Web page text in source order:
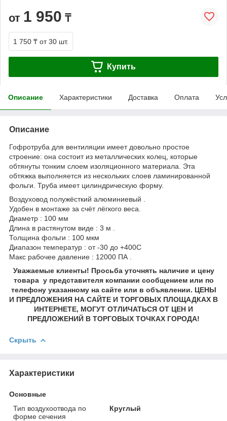
от 1 950 ₸
1 750 ₸ от 30 шт.
Купить
Описание Характеристики Доставка Оплата
Описание
Гофротруба для вентиляции имеет довольно простое
строение: она состоит из металлических колец, которые
обтянуты тонким слоем изоляционного материала. Эта
обтяжка выполняется из нескольких слоев ламинированной
фольги. Труба имеет цилиндрическую форму.
Воздуховод полужёсткий алюминиевый .
Удобен в монтаже за счёт лёгкого веса.
Диаметр : 100 мм
Длина в растянутом виде : 3 м .
Толщина фольги : 100 мкм
Диапазон температур : от -30 до +400С
Макс рабочее давление : 12000 ПА .
Уважаемые клиенты! Просьба уточнять наличие и цену
товара у представителя компании сообщением или по
телефону указанному на сайте или в объявлении. ЦЕНЫ
И ПРЕДЛОЖЕНИЯ НА САЙТЕ И ТОРГОВЫХ ПЛОЩАДКАХ В
ИНТЕРНЕТЕ, МОГУТ ОТЛИЧАТЬСЯ ОТ ЦЕН И
ПРЕДЛОЖЕНИЙ В ТОРГОВЫХ ТОЧКАХ ГОРОДА!
Скрыть
Характеристики
Основные
Тип воздухоотвода по
форме сечения
Круглый